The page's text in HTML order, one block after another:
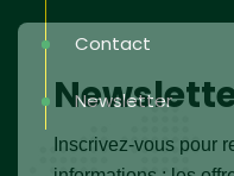
Contact
Newsletter
Inscrivez-vous pour